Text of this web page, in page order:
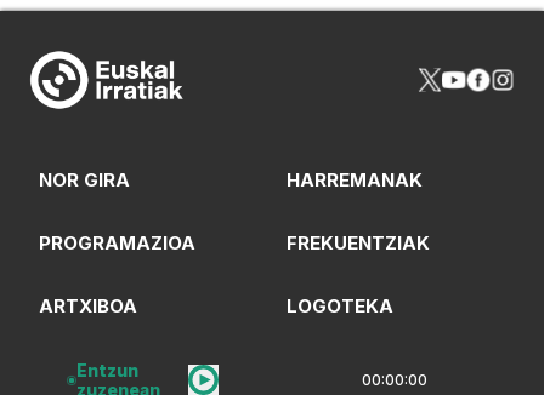
Entzun
zuzenean
00:00:00
NOR GIRA HARREMANAK
PROGRAMAZIOA FREKUENTZIAK
ARTXIBOA LOGOTEKA
QUI SOMMES-NOUS?